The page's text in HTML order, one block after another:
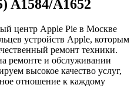
A1584/A1652
центр Apple Pie в Москве
устройств Apple, которым
ремонт техники.
ремонте и обслуживании
высокое качество услуг,
отношение к каждому